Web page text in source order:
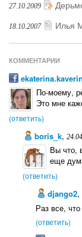
27.10.2009
18.10.2007 Илья
КОММЕНТАРИИ
По-моему,
Это мне
(ответить)
boris_k,
Вы что,
еще
(ответить)
django2,
Раз все,
(ответить)